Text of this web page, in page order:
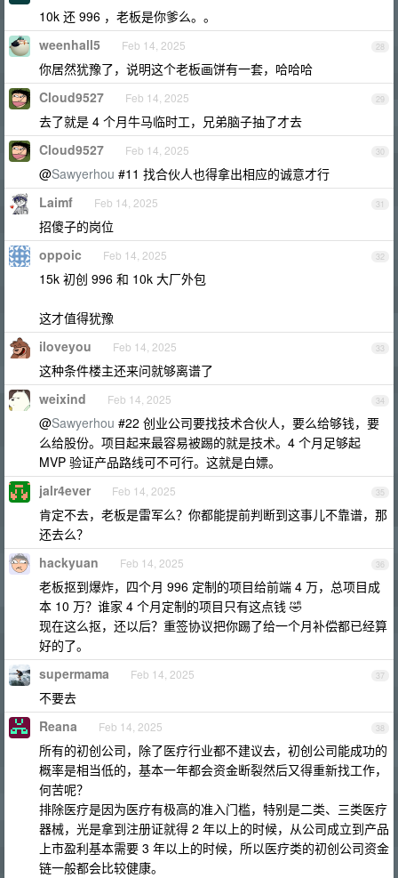
10k 还 996 ，老板是你爹么。。
28
weenhall5 Feb 14, 2025
你居然犹豫了，说明这个老板画饼有一套，哈哈哈
29
Cloud9527 Feb 14, 2025
去了就是 4 个月牛马临时工，兄弟脑子抽了才去
30
Cloud9527 Feb 14, 2025
@Sawyerhou #11 找合伙人也得拿出相应的诚意才行
31
Laimf Feb 14, 2025
招傻子的岗位
32
oppoic Feb 14, 2025
15k 初创 996 和 10k 大厂外包
这才值得犹豫
33
iloveyou Feb 14, 2025
这种条件楼主还来问就够离谱了
34
weixind Feb 14, 2025
@Sawyerhou #22 创业公司要找技术合伙人，要么给够钱，要
么给股份。项目起来最容易被踢的就是技术。4 个月足够起
MVP 验证产品路线可不可行。这就是白嫖。
35
jalr4ever Feb 14, 2025
肯定不去，老板是雷军么？你都能提前判断到这事儿不靠谱，那
还去么？
36
hackyuan Feb 14, 2025
老板抠到爆炸，四个月 996 定制的项目给前端 4 万，总项目成
本 10 万？谁家 4 个月定制的项目只有这点钱 🤣
现在这么抠，还以后？重签协议把你踢了给一个月补偿都已经算
好的了。
37
supermama Feb 14, 2025
不要去
38
Reana Feb 14, 2025
所有的初创公司，除了医疗行业都不建议去，初创公司能成功的
概率是相当低的，基本一年都会资金断裂然后又得重新找工作，
何苦呢？
排除医疗是因为医疗有极高的准入门槛，特别是二类、三类医疗
器械，光是拿到注册证就得 2 年以上的时候，从公司成立到产品
上市盈利基本需要 3 年以上的时候，所以医疗类的初创公司资金
链一般都会比较健康。